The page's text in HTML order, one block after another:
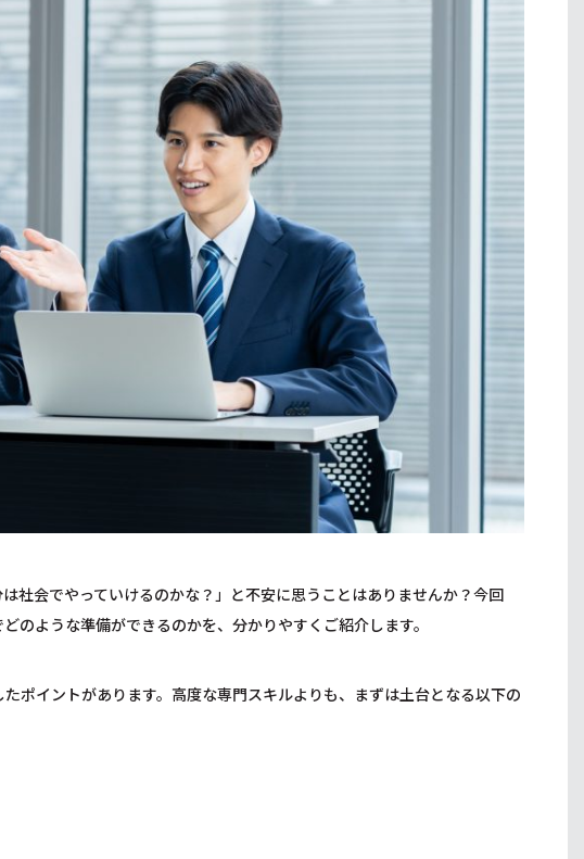
社会でやっていけるのかな？」と不安に思うことはありませんか？今回
のような準備ができるのかを、分かりやすくご紹介します。
ポイントがあります。高度な専門スキルよりも、まずは土台となる以下の